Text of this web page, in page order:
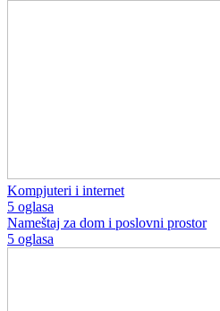
Kompjuteri i internet
5 oglasa
Nameštaj za dom i poslovni prostor
5 oglasa